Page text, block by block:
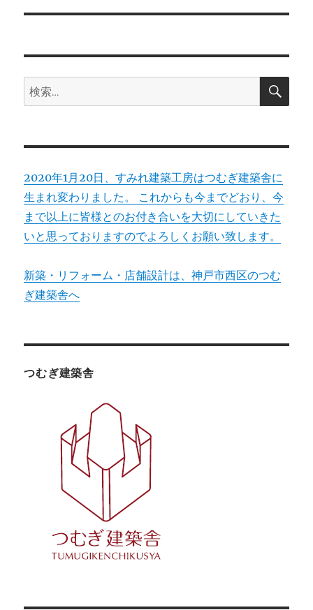
ー
ン
投
検
索:
検
2020年1月20日、すみれ建築工房はつむぎ建築舎に
生まれ変わりました。 これからも今までどおり、今
まで以上に皆様とのお付き合いを大切にしていきた
いと思っておりますのでよろしくお願い致します。
新築・リフォーム・店舗設計は、神戸市西区のつむ
ぎ建築舎へ
つむぎ建築舎